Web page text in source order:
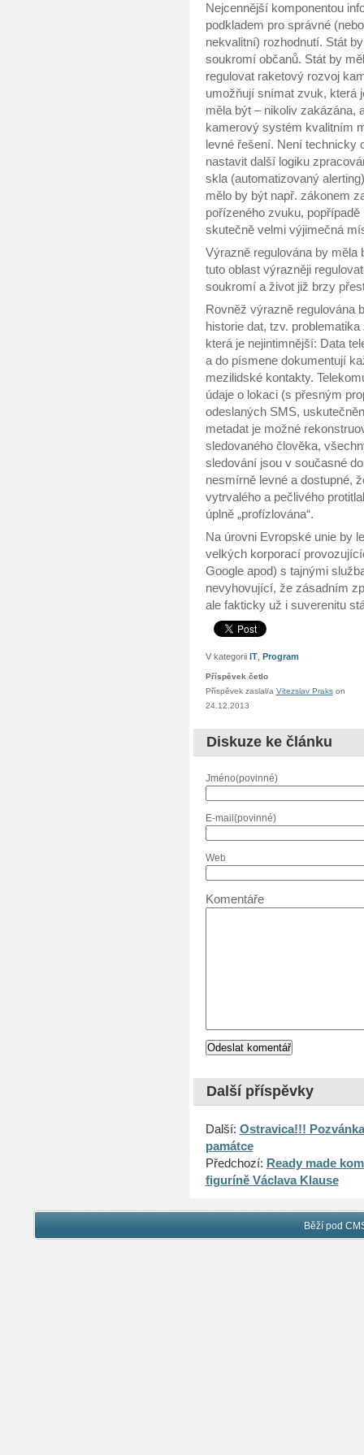
Nejcennější komponentou
podkladem pro správné
nekvalitní) rozhodnutí. Stát
soukromí občanů. Stát by
regulovat raketový rozvoj
umožňují snímat zvuk, která
měla být – nikoliv zakázána,
kamerový systém kvalitním
levné řešení. Není technicky
nastavit další logiku
skla (automatizovaný
mělo by být např. zákonem
pořízeného zvuku,
skutečně velmi výjimečná
Výrazně regulována by měla
tuto oblast výrazněji
soukromí a život již brzy
Rovněž výrazně regulována
historie dat, tzv. problematika
která je nejintimnější: Data
a do písmene dokumentují
mezilidské kontakty.
údaje o lokaci (s přesným
odeslaných SMS,
metadat je možné
sledovaného člověka,
sledování jsou v současné
nesmírně levné a dostupné,
vytrvalého a pečlivého
úplně „profízlována“.
Na úrovni Evropské unie by
velkých korporací
Google apod) s tajnými
nevyhovující, že zásadním
ale fakticky už i suverenitu
V kategorii IT, Program
Příspěvek četlo
Příspěvek zaslal/a Vitezslav Prakson
24.12.2013
Diskuze ke článku
Jméno(povinné)
E-mail(povinné)
Web
Komentáře
Další příspěvky
Další: Ostravica!!!
památce
Předchozí: Ready made
figuríně Václava Klause
Běží pod